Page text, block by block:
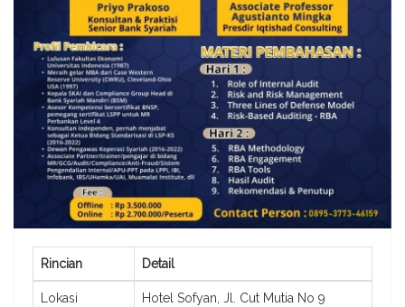
Rincian Detail
Lokasi
Hotel Sofyan, Jl. Cut Mutia No 9